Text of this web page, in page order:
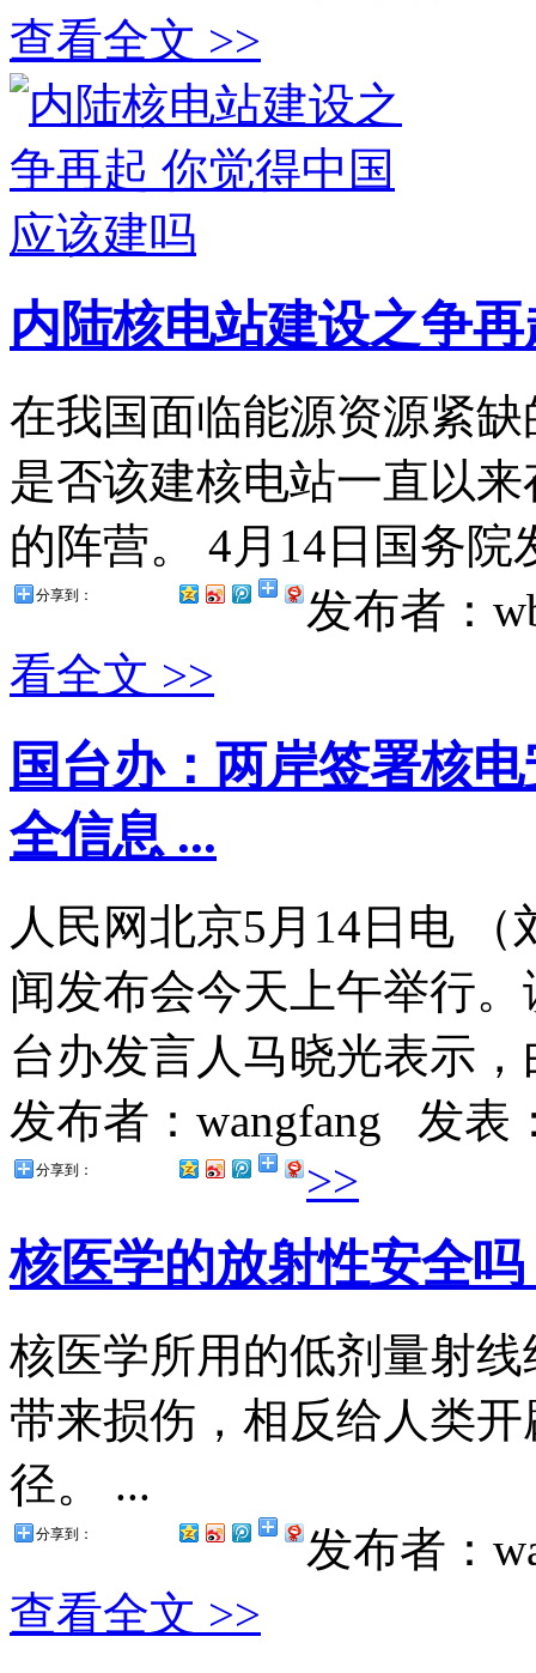
查看全文 >>
内陆核电站建设之争
在我国面临能源资源紧
是否该建核电站一直以
的阵营。 4月14日国务
发布者：
分享到：
看全文 >>
国台办：两岸签署核
全信息 ...
人民网北京5月14日电
闻发布会今天上午举行
台办发言人马晓光表示
发布者：wangfang
发表
分享到： >>
核医学的放射性安全吗
核医学所用的低剂量射
带来损伤，相反给人类
径。 ...
发布者：
分享到：
查看全文 >>